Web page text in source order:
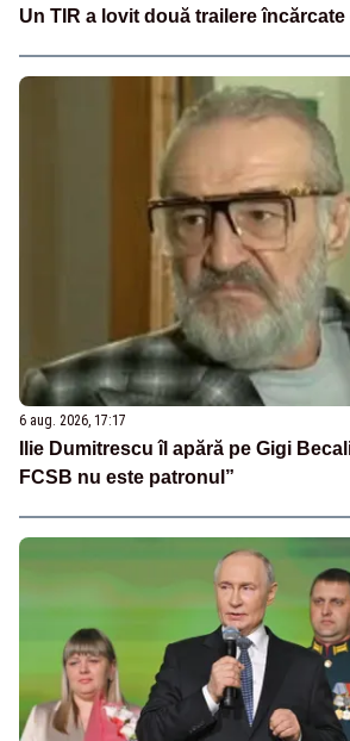
Un TIR a lovit două trailere
6 aug. 2026, 17:17
Ilie Dumitrescu îl apără pe Gigi
FCSB nu este patronul”